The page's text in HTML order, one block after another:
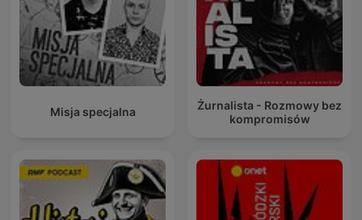
Misja specjalna
Żurnalista - Rozmowy bez
kompromisów